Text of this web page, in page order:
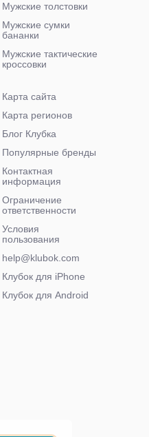
Мужские толстовки
Мужские сумки
бананки
Мужские тактические
кроссовки
Карта сайта
Карта регионов
Блог Клубка
Популярные бренды
Контактная
информация
Ограничение
ответственности
Условия
пользования
help@klubok.com
Клубок для iPhone
Клубок для Android